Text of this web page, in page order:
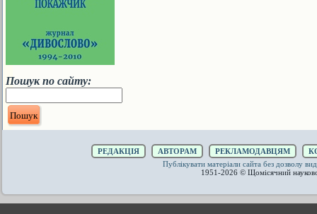
Пошук по сайту:
РЕДАКЦІЯ АВТОРАМ РЕКЛАМОДАВЦЯМ
Публікувати матеріали сайта без дозволу
1951-2026 © Щомісячний